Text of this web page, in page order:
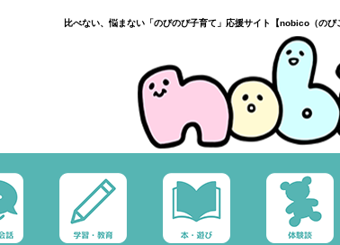
比べない、悩まない「のびのび子育て」応援サイト【nobico（